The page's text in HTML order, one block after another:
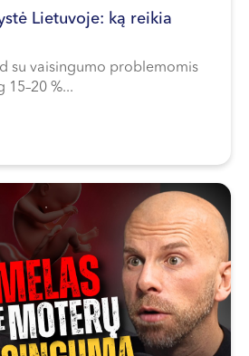
Lietuvoje: ką reikia
su vaisingumo problemomis
15–20 %...